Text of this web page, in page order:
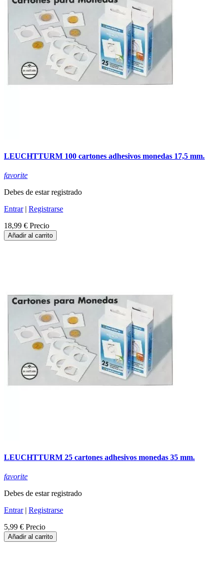
LEUCHTTURM 100 cartones adhesivos monedas 17,5 mm.
favorite
Debes de estar registrado
Entrar| Registrarse
18,99 € Precio
Añadir al carrito
LEUCHTTURM 25 cartones adhesivos monedas 35 mm.
favorite
Debes de estar registrado
Entrar| Registrarse
5,99 € Precio
Añadir al carrito